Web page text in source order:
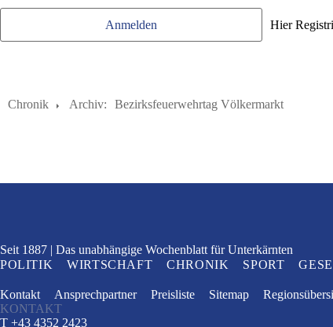
Anmelden Hier
Chronik Archiv: Bezirksfeuerwehrtag Völkermarkt
Seit 1887 Das unabhängige Wochenblatt für Unterkärnten
POLITIK
WIRTSCHAFT CHRONIK SPORT
Kontakt Ansprechpartner Preisliste Sitemap
KONTAKT
T +43 4352 2423